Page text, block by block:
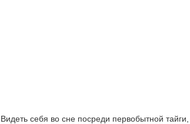
Видеть себя во сне посреди первобытной